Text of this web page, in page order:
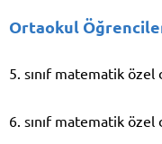
Ortaokul
5. sınıf matematik özel
6. sınıf matematik özel